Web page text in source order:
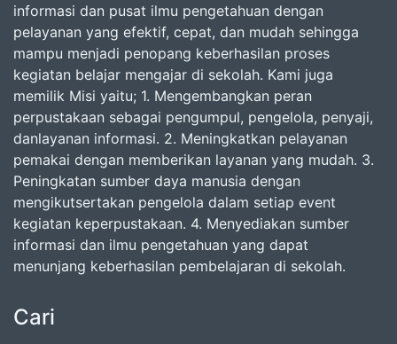
informasi dan pusat ilmu pengetahuan dengan
pelayanan yang efektif, cepat, dan mudah sehingga
mampu menjadi penopang keberhasilan proses
kegiatan belajar mengajar di sekolah. Kami juga
memilik Misi yaitu; 1. Mengembangkan peran
perpustakaan sebagai pengumpul, pengelola, penyaji,
danlayanan informasi. 2. Meningkatkan pelayanan
pemakai dengan memberikan layanan yang mudah. 3.
Peningkatan sumber daya manusia dengan
mengikutsertakan pengelola dalam setiap event
kegiatan keperpustakaan. 4. Menyediakan sumber
informasi dan ilmu pengetahuan yang dapat
menunjang keberhasilan pembelajaran di sekolah.
Cari